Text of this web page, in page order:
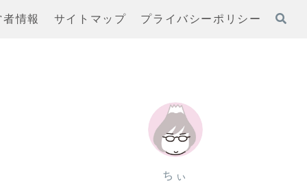
情報 サイトマップ プライバシーポリシー
ちぃ